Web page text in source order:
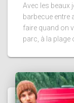
Avec les beaux
barbecue entre
faire quand on
parc, à la plage